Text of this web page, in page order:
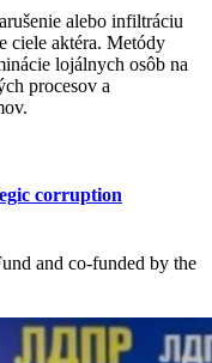
alebo infiltráciu
ciele aktéra. Metódy
lojálnych osôb na
procesov a
corruption
and co-funded by the